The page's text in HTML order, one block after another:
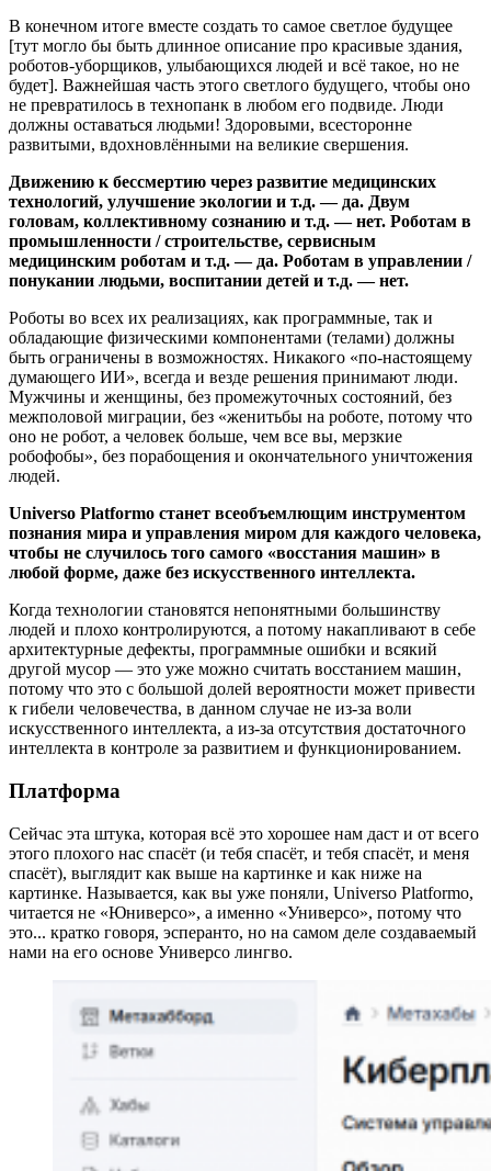
В конечном итоге вместе создать то самое светлое будущее
[тут могло бы быть длинное описание про красивые здания,
роботов-уборщиков, улыбающихся людей и всё такое, но не
будет]. Важнейшая часть этого светлого будущего, чтобы оно
не превратилось в технопанк в любом его подвиде. Люди
должны оставаться людьми! Здоровыми, всесторонне
развитыми, вдохновлёнными на великие свершения.
Движению к бессмертию через развитие медицинских
технологий, улучшение экологии и т.д. — да. Двум
головам, коллективному сознанию и т.д. — нет. Роботам в
промышленности / строительстве, сервисным
медицинским роботам и т.д. — да. Роботам в управлении /
понукании людьми, воспитании детей и т.д. — нет.
Роботы во всех их реализациях, как программные, так и
обладающие физическими компонентами (телами) должны
быть ограничены в возможностях. Никакого «по-настоящему
думающего ИИ», всегда и везде решения принимают люди.
Мужчины и женщины, без промежуточных состояний, без
межполовой миграции, без «женитьбы на роботе, потому что
оно не робот, а человек больше, чем все вы, мерзкие
робофобы», без порабощения и окончательного уничтожения
людей.
Universo Platformo станет всеобъемлющим инструментом
познания мира и управления миром для каждого человека,
чтобы не случилось того самого «восстания машин» в
любой форме, даже без искусственного интеллекта.
Когда технологии становятся непонятными большинству
людей и плохо контролируются, а потому накапливают в себе
архитектурные дефекты, программные ошибки и всякий
другой мусор — это уже можно считать восстанием машин,
потому что это с большой долей вероятности может привести
к гибели человечества, в данном случае не из-за воли
искусственного интеллекта, а из-за отсутствия достаточного
интеллекта в контроле за развитием и функционированием.
Платформа
Сейчас эта штука, которая всё это хорошее нам даст и от всего
этого плохого нас спасёт (и тебя спасёт, и тебя спасёт, и меня
спасёт), выглядит как выше на картинке и как ниже на
картинке. Называется, как вы уже поняли, Universo Platformo,
читается не «Юниверсо», а именно «Универсо», потому что
это... кратко говоря, эсперанто, но на самом деле создаваемый
нами на его основе Универсо лингво.